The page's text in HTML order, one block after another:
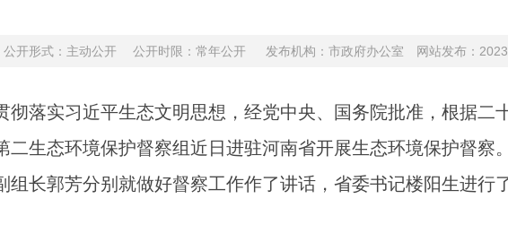
开形式：主动公开 公开时限：常年公开 发布机构：市政府办公室 网站发布：
彻落实习近平生态文明思想，经党中央、国务院批准，根据二
生态环境保护督察组近日进驻河南省开展生态环境保护督察
组长郭芳分别就做好督察工作作了讲话，省委书记楼阳生进行